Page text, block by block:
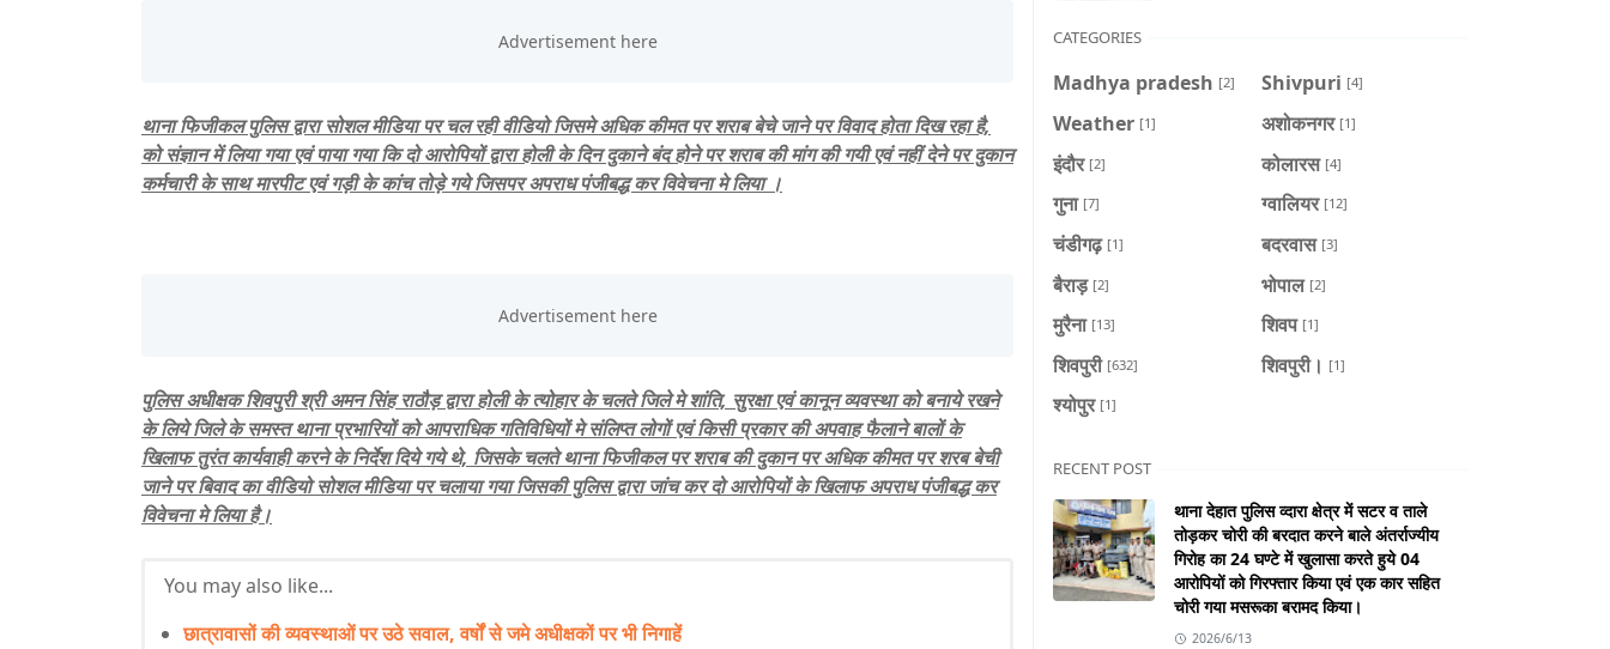
थाना फिजीकल पुलिस द्वारा सोशल मीडिया पर चल रही वीडियो जिसमे अधिक कीमत पर शराब बेचे जाने पर विवाद होता दिख रहा है,
को संज्ञान में लिया गया एवं पाया गया कि दो आरोपियों द्वारा होली के दिन दुकाने बंद होने पर शराब की मांग की गयी एवं नहीं देने पर दुकान
कर्मचारी के साथ मारपीट एवं गड़ी के कांच तोड़े गये जिसपर अपराध पंजीबद्ध कर विवेचना मे लिया ।
पुलिस अधीक्षक शिवपुरी श्री अमन सिंह राठौड़ द्वारा होली के त्योहार के चलते जिले मे शांति, सुरक्षा एवं कानून व्यवस्था को बनाये रखने
के लिये जिले के समस्त थाना प्रभारियों को आपराधिक गतिविधियों मे संलिप्त लोगों एवं किसी प्रकार की अपवाह फैलाने बालों के
खिलाफ तुरंत कार्यवाही करने के निर्देश दिये गये थे, जिसके चलते थाना फिजीकल पर शराब की दुकान पर अधिक कीमत पर शरब बेची
जाने पर बिवाद का वीडियो सोशल मीडिया पर चलाया गया जिसकी पुलिस द्वारा जांच कर दो आरोपियों के खिलाफ अपराध पंजीबद्ध कर
विवेचना मे लिया है।
You may also like...
छात्रावासों की व्यवस्थाओं पर उठे सवाल, वर्षों से जमे अधीक्षकों पर भी निगाहें
CATEGORIES
Madhya pradesh [2] Shivpuri [4]
Weather [1] अशोकनगर [1]
इंदौर [2] कोलारस [4]
गुना [7] ग्वालियर [12]
चंडीगढ़ [1] बदरवास [3]
बैराड़ [2] भोपाल [2]
मुरैना [13] शिवप [1]
शिवपुरी [632] शिवपुरी। [1]
श्योपुर [1]
RECENT POST
थाना देहात पुलिस व्दारा क्षेत्र में सटर व ताले
तोड़कर चोरी की बरदात करने बाले अंतर्राज्यीय
गिरोह का 24 घण्टे में खुलासा करते हुये 04
आरोपियों को गिरफ्तार किया एवं एक कार सहित
चोरी गया मसरूका बरामद किया।
2026/6/13